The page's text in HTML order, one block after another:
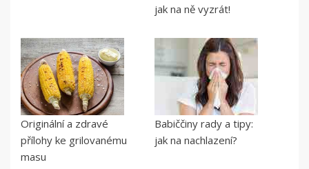
jak na ně vyzrát!
Originální a zdravé
přílohy ke grilovanému
masu
Babiččiny rady a tipy:
jak na nachlazení?